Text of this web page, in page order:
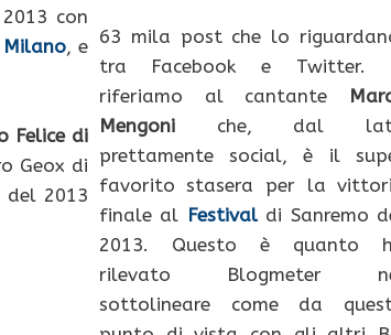
con
Milano, e
Felice di
Geox di
2013
63 mila post che lo
tra Facebook e Twitter.
riferiamo al cantante
Mengoniche, dal
prettamente social, è il
favorito stasera per la
finale al Festivaldi Sanremo
2013. Questo è quanto
rilevato Blogmeter
sottolineare come da